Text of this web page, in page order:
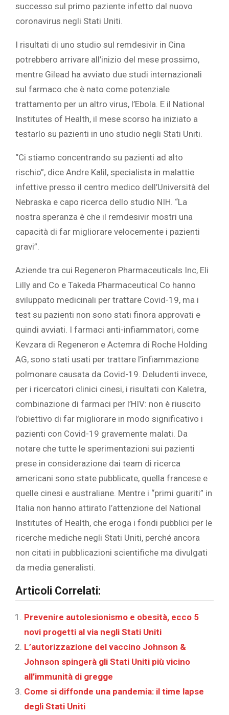
successo sul primo paziente infetto dal nuovo
coronavirus negli Stati Uniti.
I risultati di uno studio sul remdesivir in Cina
potrebbero arrivare all’inizio del mese prossimo,
mentre Gilead ha avviato due studi internazionali
sul farmaco che è nato come potenziale
trattamento per un altro virus, l’Ebola. E il National
Institutes of Health, il mese scorso ha iniziato a
testarlo su pazienti in uno studio negli Stati Uniti.
“Ci stiamo concentrando su pazienti ad alto
rischio”, dice Andre Kalil, specialista in malattie
infettive presso il centro medico dell’Università del
Nebraska e capo ricerca dello studio NIH. “La
nostra speranza è che il remdesivir mostri una
capacità di far migliorare velocemente i pazienti
gravi”.
Aziende tra cui Regeneron Pharmaceuticals Inc, Eli
Lilly and Co e Takeda Pharmaceutical Co hanno
sviluppato medicinali per trattare Covid-19, ma i
test su pazienti non sono stati finora approvati e
quindi avviati. I farmaci anti-infiammatori, come
Kevzara di Regeneron e Actemra di Roche Holding
AG, sono stati usati per trattare l’infiammazione
polmonare causata da Covid-19. Deludenti invece,
per i ricercatori clinici cinesi, i risultati con Kaletra,
combinazione di farmaci per l’HIV: non è riuscito
l’obiettivo di far migliorare in modo significativo i
pazienti con Covid-19 gravemente malati. Da
notare che tutte le sperimentazioni sui pazienti
prese in considerazione dai team di ricerca
americani sono state pubblicate, quella francese e
quelle cinesi e australiane. Mentre i “primi guariti” in
Italia non hanno attirato l’attenzione del National
Institutes of Health, che eroga i fondi pubblici per le
ricerche mediche negli Stati Uniti, perché ancora
non citati in pubblicazioni scientifiche ma divulgati
da media generalisti.
Articoli Correlati:
Prevenire autolesionismo e obesità, ecco 5
novi progetti al via negli Stati Uniti
L’autorizzazione del vaccino Johnson &
Johnson spingerà gli Stati Uniti più vicino
all’immunità di gregge
Come si diffonde una pandemia: il time lapse
degli Stati Uniti